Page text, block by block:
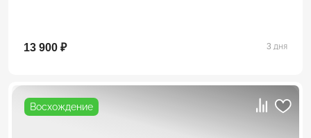
13 900 ₽ 3 дня
Восхождение